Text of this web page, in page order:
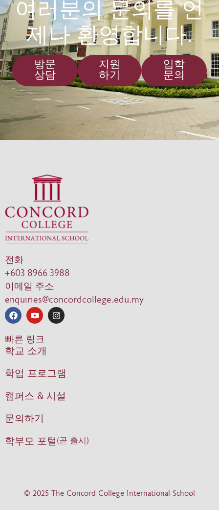
여러분의 문의를 언
제나 환영합니다.
방문
상담
지원
하기
입학
문의
전화
+603 8966 3988
이메일 주소
enquiries@concordcollege.edu.my
빠른 링크
학교 소개
학업 프로그램
캠퍼스 & 시설
문의하기
학부모 포털 (곧 출시)
© 2025 The Concord College International School